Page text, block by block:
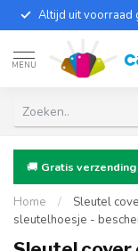
Altijd uit voorraad
MENU
🚚 Gratis verzending
Home /
Sleutel
sleutelhoesje -